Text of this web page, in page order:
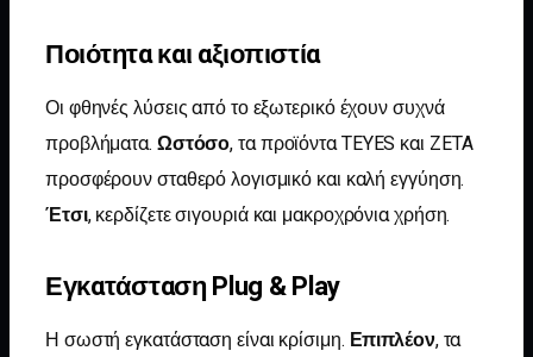
Ποιότητα και αξιοπιστία
Οι φθηνές λύσεις από το εξωτερικό έχουν συχνά
προβλήματα. Ωστόσο, τα προϊόντα TEYES και ZETA
προσφέρουν σταθερό λογισμικό και καλή εγγύηση.
Έτσι, κερδίζετε σιγουριά και μακροχρόνια χρήση.
Εγκατάσταση Plug & Play
Η σωστή εγκατάσταση είναι κρίσιμη. Επιπλέον, τα